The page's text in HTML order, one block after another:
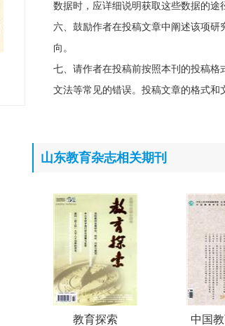
数据时，应详细说明获取这些数据的途
六、鼓励作者在投稿文章中阐述该项
向。
七、请作者在投稿前按照本刊的投稿
文法等常见的错误。投稿文章的格式和
山东教育杂志相关期刊
教育探索 中国